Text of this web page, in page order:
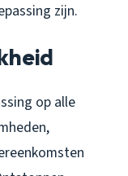
zijn.
op alle